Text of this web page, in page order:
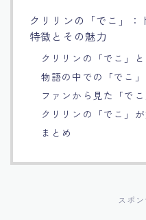
اللغة العربية
Français
Bahasa Indonesia
Português
クリリンの「でこ」：
特徴とその魅力
クリリンの「でこ」と
物語の中での「でこ
ファンから見た「で
クリリンの「でこ」
まとめ
スポ